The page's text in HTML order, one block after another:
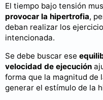
El tiempo bajo tensión
provocar la hipertrofia,
deban realizar los
intencionada.
Se debe buscar ese
velocidad de ejecución
forma que la magnitud de
generar el estímulo de la